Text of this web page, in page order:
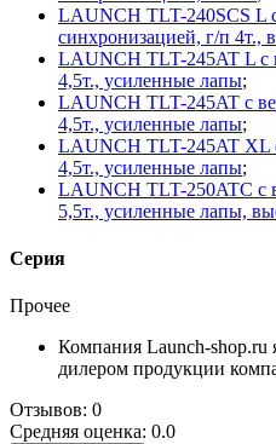
LAUNCH TLT-240SCS L
синхронизацией, г/п 4т.,
LAUNCH TLT-245AT L с
4,5т., усиленные лапы;
LAUNCH TLT-245AT с
4,5т., усиленные лапы;
LAUNCH TLT-245AT XL
4,5т., усиленные лапы;
LAUNCH TLT-250ATC с
5,5т., усиленные лапы,
Серия
Прочее
Компания Launch-shop.ru
дилером продукции
Отзывов: 0
Средняя оценка: 0.0